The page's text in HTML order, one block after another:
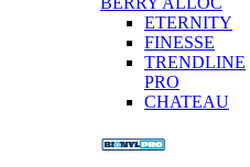
ETERNITY
FINESSE
TRENDLINE
PRO
CHATEAU